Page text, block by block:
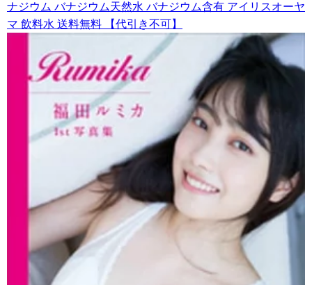
ナジウム バナジウム天然水 バナジウム含有 アイリスオーヤ
マ 飲料水 送料無料 【代引き不可】